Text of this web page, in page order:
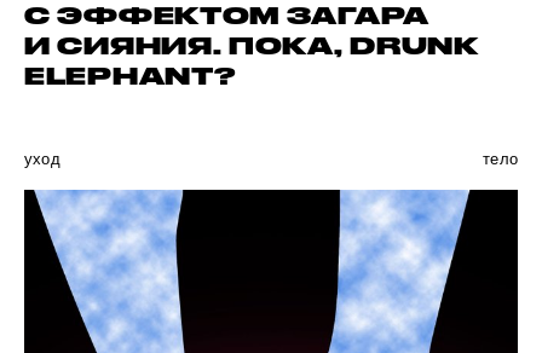
С ЭФФЕКТОМ ЗАГАРА
И СИЯНИЯ. ПОКА, DRUNK
ELEPHANT?
уход тело